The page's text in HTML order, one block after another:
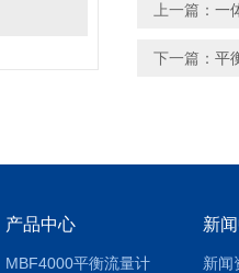
上一篇： 一
下一篇： 平
产品中心
MBF4000平衡流量计
新
新闻